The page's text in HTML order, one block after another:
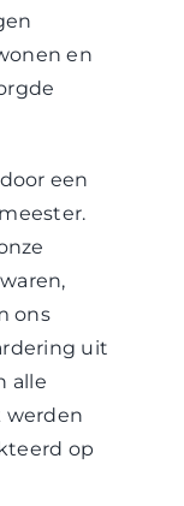
en
een
ons
uit
alle
werden
op